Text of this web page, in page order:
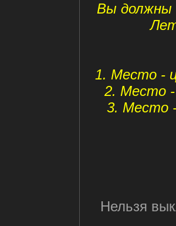
Вы должны
1. Место -
2. Место -
3. Место
Нельзя